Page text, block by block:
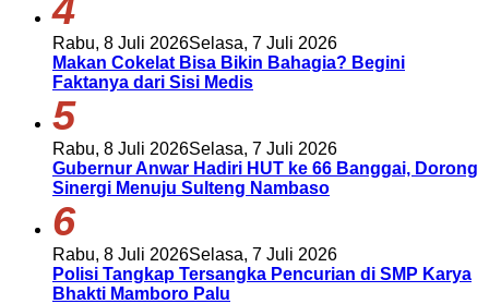
4
Rabu, 8 Juli 2026Selasa, 7 Juli 2026
Makan Cokelat Bisa Bikin Bahagia? Begini
Faktanya dari Sisi Medis
5
Rabu, 8 Juli 2026Selasa, 7 Juli 2026
Gubernur Anwar Hadiri HUT ke 66 Banggai, Dorong
Sinergi Menuju Sulteng Nambaso
6
Rabu, 8 Juli 2026Selasa, 7 Juli 2026
Polisi Tangkap Tersangka Pencurian di SMP Karya
Bhakti Mamboro Palu